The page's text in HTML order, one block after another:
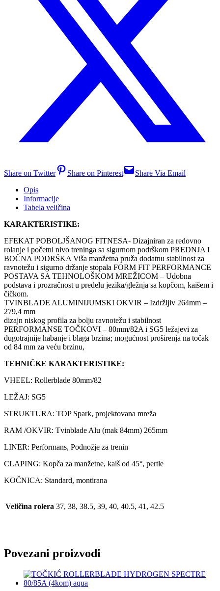
Share on Twitter Share on Pinterest
Share Via Email
Opis
Informacije
Tabela veličina
KARAKTERISTIKE:
EFEKAT POBOLJŠANOG FITNESA- Dizajniran za redovno
rolanje i početni nivo treninga sa sigurnom podrškom PREDNJA I
BOČNA PODRŠKA Viša manžetna pruža dodatnu stabilnost za
ravnotežu i sigurno držanje stopala FORM FIT PERFORMANCE
POSTAVA SA TEHNOLOŠKOM MREŽICOM – Udobna
podstava i prozračnost u predelu jezika/gležnja sa kopčom, kaišem i
čičkom.
TVINBLADE ALUMINIJUMSKI OKVIR – Izdržljiv 264mm –
279,4 mm
dizajn niskog profila za bolju ravnotežu i stabilnost
PERFORMANSE TOČKOVI – 80mm/82A i SG5 ležajevi za
dugotrajnije habanje i blaga brzina; mogućnost proširenja na točak
od 84 mm za veću brzinu,
TEHNIČKE KARAKTERISTIKE:
VHEEL: Rollerblade 80mm/82
LEŽAJ: SG5
STRUKTURA: TOP Spark, projektovana mreža
RAM /OKVIR: Tvinblade Alu (mak 84mm) 265mm
LINER: Performans, Podnožje za trenin
CLAPING: Kopča za manžetne, kaiš od 45°, pertle
KOČNICA: Standard, montirana
Veličina rolera 37, 38, 38.5, 39, 40, 40.5, 41, 42.5
Povezani proizvodi